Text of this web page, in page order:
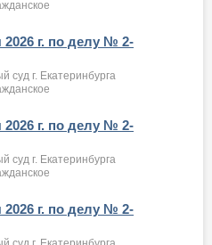
г. по делу № 2-
суд г. Екатеринбурга
г. по делу № 2-
суд г. Екатеринбурга
г. по делу № 2-